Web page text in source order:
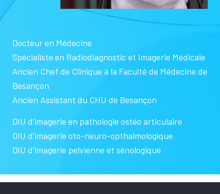
Docteur en Médecine
Spécialiste en Radiodiagnostic et Imagerie Médicale
Ancien Chef de Clinique à la Faculté de Médecine de
Besançon
Ancien Assistant du CHU de Besançon
DIU d’imagerie en pathologie ostéo articulaire
DIU d’imagerie oto-neuro-opthalmologique
DIU d’imagerie pelvienne et sénologique